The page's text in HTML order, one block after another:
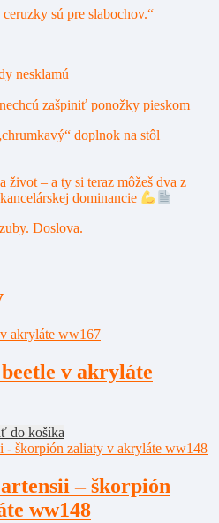
sú pre slabochov.“
nesklamú
zašpiniť ponožky pieskom
doplnok na stôl
život – a ty si teraz môžeš dva z
dominancie
Doslova.
v akryláte
do košíka
– škorpión
ww148